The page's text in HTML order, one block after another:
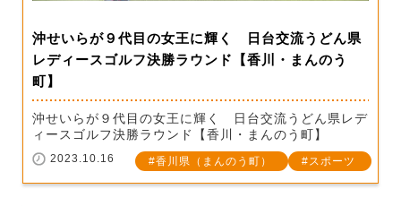
沖せいらが９代目の女王に輝く 日台交流うどん県
レディースゴルフ決勝ラウンド【香川・まんのう
町】
沖せいらが９代目の女王に輝く 日台交流うどん県レデ
ィースゴルフ決勝ラウンド【香川・まんのう町】
2023.10.16 香川県（まんのう町） スポーツ